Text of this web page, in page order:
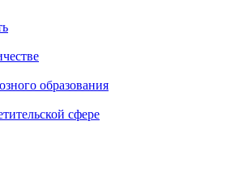
образования
сфере